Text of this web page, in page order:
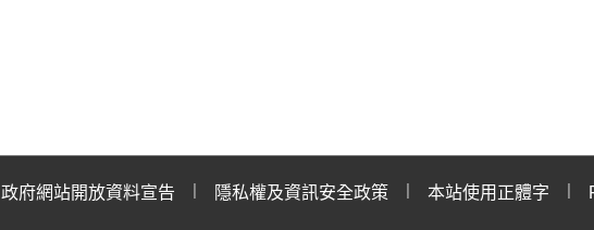
政府網站開放資料宣告 隱私權及資訊安全政策 本站使用正體字